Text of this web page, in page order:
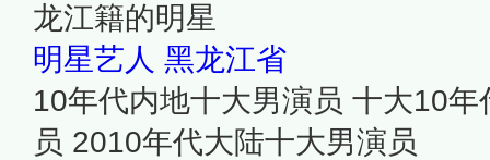
龙江籍的明星
明星艺人 黑龙江省
10年代内地十大男演员 十大10
员 2010年代大陆十大男演员